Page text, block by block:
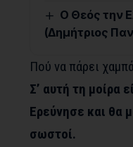
Ο Θεός την
(Δημήτριος
Πού να πάρει
Σ’ αυτή τη μοίρα
Ερεύνησε και θα
σωστοί.